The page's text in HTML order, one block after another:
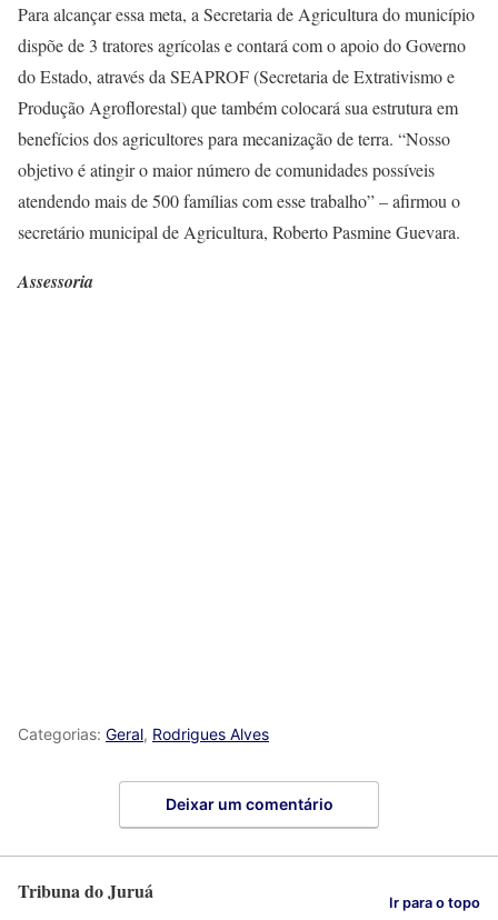
Para alcançar essa meta, a Secretaria de Agricultura do município
dispõe de 3 tratores agrícolas e contará com o apoio do Governo
do Estado, através da SEAPROF (Secretaria de Extrativismo e
Produção Agroflorestal) que também colocará sua estrutura em
benefícios dos agricultores para mecanização de terra. “Nosso
objetivo é atingir o maior número de comunidades possíveis
atendendo mais de 500 famílias com esse trabalho” – afirmou o
secretário municipal de Agricultura, Roberto Pasmine Guevara.
Assessoria
Categorias: Geral, Rodrigues Alves
Deixar um comentário
Tribuna do Juruá Ir para o topo